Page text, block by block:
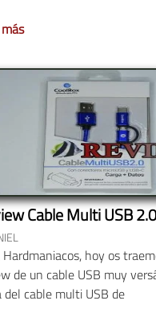
Cable Multi USB
hoy os
de un cable USB muy
cable multi USB de